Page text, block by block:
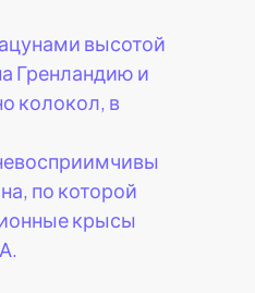
высотой
Гренландию и
колокол, в
по которой
крысы